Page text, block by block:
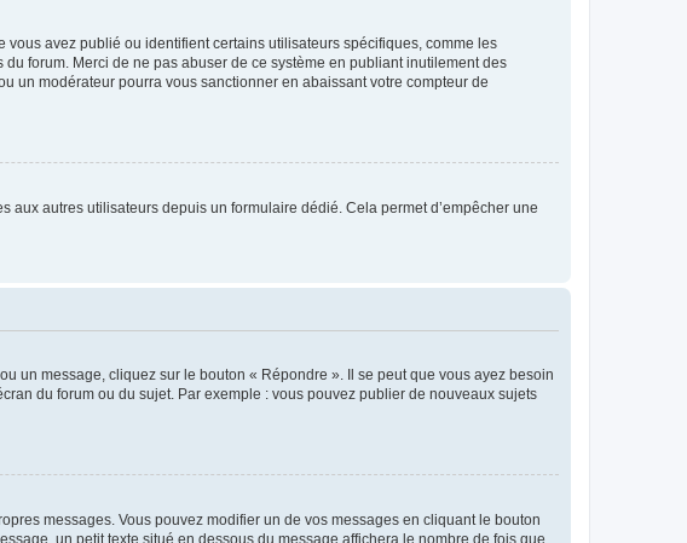
avez publié ou identifient certains utilisateurs spécifiques, comme les
forum. Merci de ne pas abuser de ce système en publiant inutilement des
un modérateur pourra vous sanctionner en abaissant votre compteur de
autres utilisateurs depuis un formulaire dédié. Cela permet d’empêcher une
un message, cliquez sur le bouton « Répondre ». Il se peut que vous ayez besoin
du forum ou du sujet. Par exemple : vous pouvez publier de nouveaux sujets
messages. Vous pouvez modifier un de vos messages en cliquant le bouton
un petit texte situé en dessous du message affichera le nombre de fois que